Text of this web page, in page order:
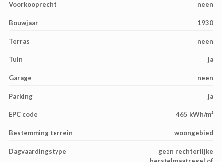
Voorkooprecht neen
Bouwjaar 1930
Terras neen
Tuin ja
Garage neen
Parking ja
EPC code 465 kWh/m²
Bestemming terrein woongebied
Dagvaardingstype
geen rechterlijke